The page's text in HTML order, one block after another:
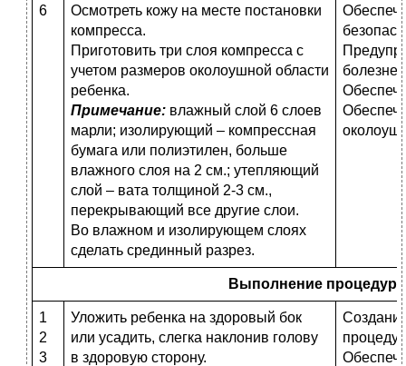
6
Осмотреть кожу на месте постановки
компресса.
Приготовить три слоя компресса с
учетом размеров околоушной области
ребенка.
Примечание: влажный слой 6 слоев
марли; изолирующий – компрессная
бумага или полиэтилен, больше
влажного слоя на 2 см.; утепляющий
слой – вата толщиной 2-3 см.,
перекрывающий все другие слои.
Во влажном и изолирующем слоях
сделать срединный разрез.
Выполнение
1
2
3
Уложить ребенка на здоровый бок
или усадить, слегка наклонив голову
в здоровую сторону.